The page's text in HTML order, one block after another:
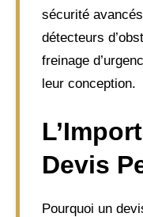
sécurité
détecteurs
freinage
leur conception.
Devis
Pourquoi un